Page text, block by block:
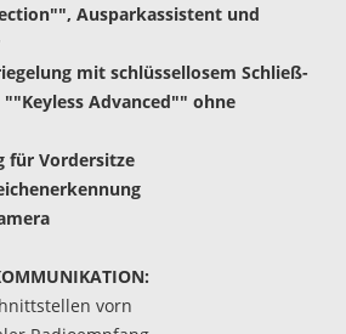
Ausparkassistent und
mit schlüssellosem Schließ-
Advanced"" ohne
für Vordersitze
vorn